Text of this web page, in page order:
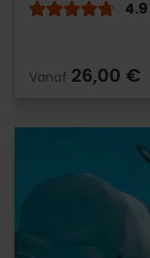
4.9
Vanaf 26,00 €